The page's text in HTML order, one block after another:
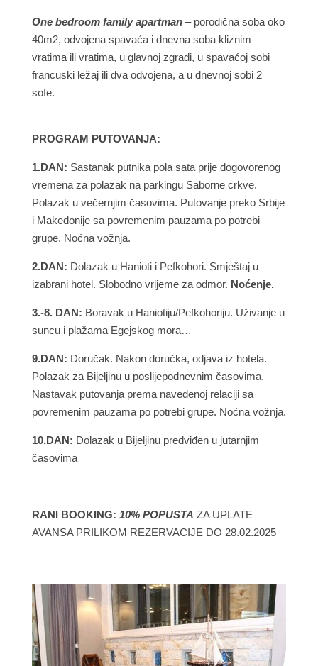
One bedroom family apartman – porodična soba oko
40m2, odvojena spavaća i dnevna soba kliznim
vratima ili vratima, u glavnoj zgradi, u spavaćoj sobi
francuski ležaj ili dva odvojena, a u dnevnoj sobi 2
sofe.
PROGRAM PUTOVANJA:
1.DAN: Sastanak putnika pola sata prije dogovorenog
vremena za polazak na parkingu Saborne crkve.
Polazak u večernjim časovima. Putovanje preko Srbije
i Makedonije sa povremenim pauzama po potrebi
grupe. Noćna vožnja.
2.DAN: Dolazak u Hanioti i Pefkohori. Smještaj u
izabrani hotel. Slobodno vrijeme za odmor. Noćenje.
3.-8. DAN: Boravak u Haniotiju/Pefkohoriju. Uživanje u
suncu i plažama Egejskog mora…
9.DAN: Doručak. Nakon doručka, odjava iz hotela.
Polazak za Bijeljinu u poslijepodnevnim časovima.
Nastavak putovanja prema navedenoj relaciji sa
povremenim pauzama po potrebi grupe. Noćna vožnja.
10.DAN: Dolazak u Bijeljinu predviđen u jutarnjim
časovima
RANI BOOKING: 10% POPUSTA ZA UPLATE
AVANSA PRILIKOM REZERVACIJE DO 28.02.2025